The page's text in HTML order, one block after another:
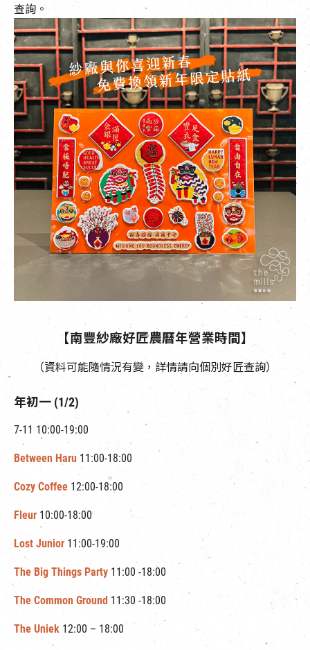
查詢。
【南豐紗廠好匠農曆年營業時間】
（資料可能隨情況有變，詳情請向個別好匠查詢）
年初一 (1/2)
7-11 10:00-19:00
Between Haru 11:00-18:00
Cozy Coffee 12:00-18:00
Fleur 10:00-18:00
Lost Junior 11:00-19:00
The Big Things Party 11:00 -18:00
The Common Ground 11:30 -18:00
The Uniek 12:00 – 18:00